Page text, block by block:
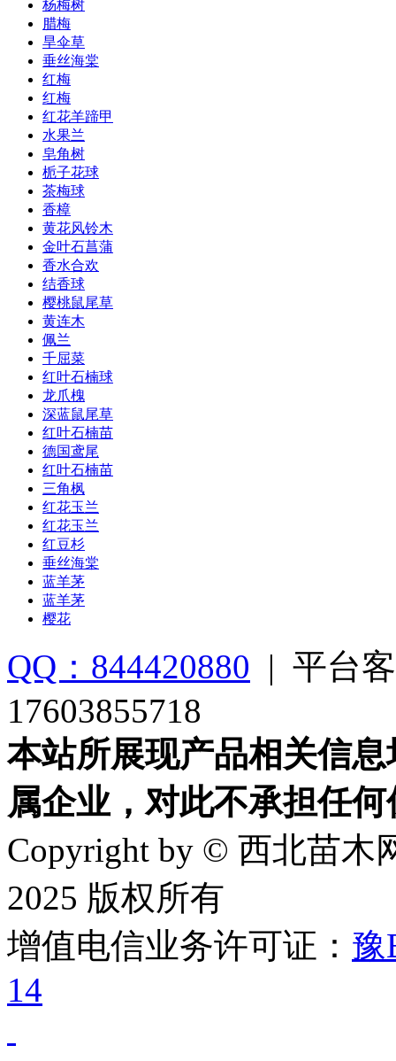
杨梅树
腊梅
旱伞草
垂丝海棠
红梅
红梅
红花羊蹄甲
水果兰
皂角树
栀子花球
茶梅球
香樟
黄花风铃木
金叶石菖蒲
香水合欢
结香球
樱桃鼠尾草
黄连木
佩兰
千屈菜
红叶石楠球
龙爪槐
深蓝鼠尾草
红叶石楠苗
德国鸢尾
红叶石楠苗
三角枫
红花玉兰
红花玉兰
红豆杉
垂丝海棠
蓝羊茅
蓝羊茅
樱花
QQ：844420880 | 平台
17603855718
本站所展现产品相关信
属企业，对此不承担任
Copyright by © 西北苗木
2025 版权所有
增值电信业务许可证： 豫
14